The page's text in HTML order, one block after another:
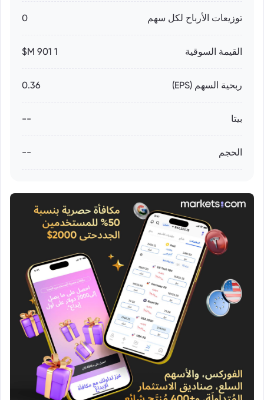
توزيعات الأرباح لكل سهم 0
القيمة السوقية 1 901 M$
ربحية السهم (EPS) 0.36
بيتا --
الحجم --